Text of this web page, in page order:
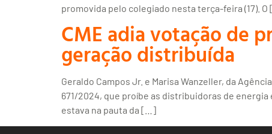
promovida pelo colegiado nesta terça-feira (17).
CME adia votação de
geração distribuída
Geraldo Campos Jr. e Marisa Wanzeller, da
671/2024, que proíbe as distribuidoras de energia
estava na pauta da […]